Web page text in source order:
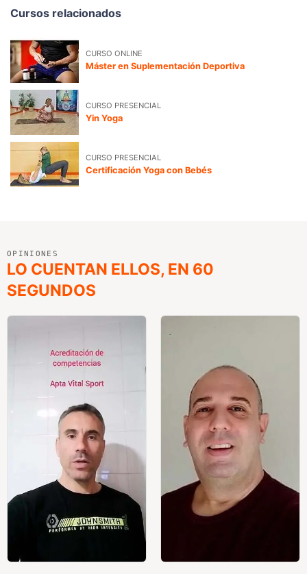
Cursos relacionados
CURSO ONLINE
Máster en Suplementación Deportiva
CURSO PRESENCIAL
Yin Yoga
CURSO PRESENCIAL
Certificación Yoga con Bebés
OPINIONES
LO CUENTAN ELLOS, EN 60
SEGUNDOS